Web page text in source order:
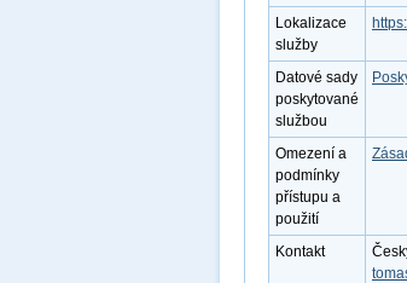
Lokalizace
služby
Datové sady
poskytované
službou
Omezení a
podmínky
přístupu a
použití
Kontakt